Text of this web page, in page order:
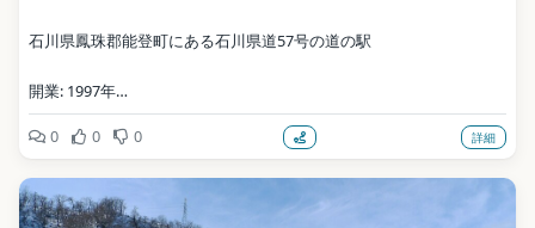
石川県鳳珠郡能登町にある石川県道57号の道の駅
開業: 1997年
写真: Hirorinmasa / CC BY-SA 3.0（Wikimedia Commons）
地点データ: Wikidata (CC0)
0 0 0 詳細